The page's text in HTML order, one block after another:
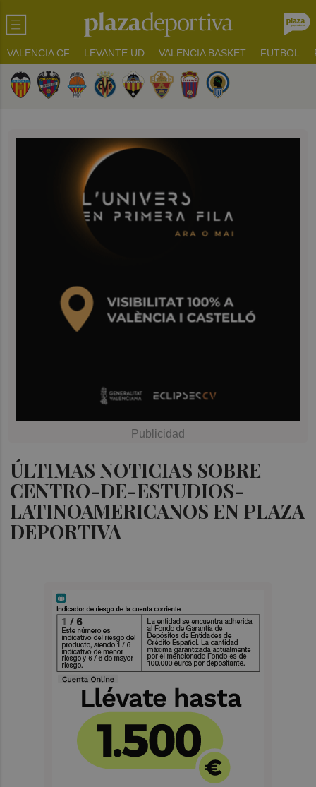
VALENCIA CF LEVANTE UD VALENCIA BASKET FUTBOL
ÚLTIMAS NOTICIAS SOBRE
CENTRO-DE-ESTUDIOS-
LATINOAMERICANOS EN PLAZA
DEPORTIVA